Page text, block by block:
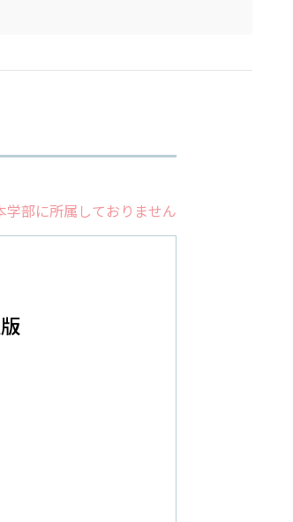
部に所属しておりません